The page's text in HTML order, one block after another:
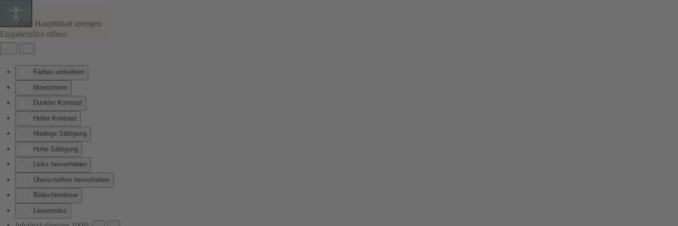
Eingabehilfen öffnen
Farben umkehren
Monochrom
Dunkler Kontrast
Heller Kontrast
Niedrige Sättigung
Hohe Sättigung
Links hervorheben
Überschriften hervorheben
Bildschirmleser
Lesemodus
Zum Hauptinhalt springen